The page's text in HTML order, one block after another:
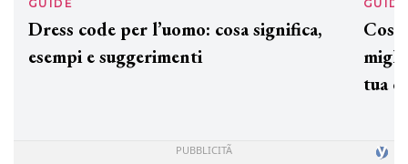
GUIDE
Dress code per l’uomo: cosa significa,
esempi e suggerimenti
GUIDE
tua